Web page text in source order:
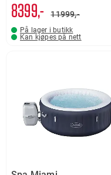
8399,- 11999,-
På lager i butikk
Kan kjøpes på nett